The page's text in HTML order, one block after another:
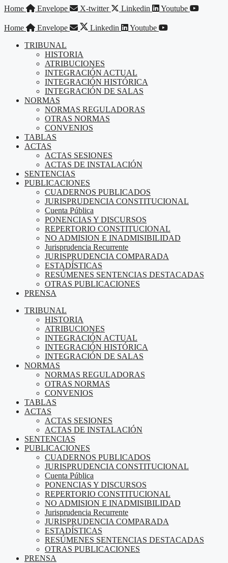
Saltar
contenido
Home Envelope X-twitter Linkedin Youtube
Home Envelope Linkedin
Youtube
TRIBUNAL
HISTORIA
ATRIBUCIONES
INTEGRACIÓN ACTUAL
INTEGRACIÓN HISTÓRICA
INTEGRACIÓN DE SALAS
NORMAS
NORMAS REGULADORAS
OTRAS NORMAS
CONVENIOS
TABLAS
ACTAS
ACTAS SESIONES
ACTAS DE INSTALACIÓN
SENTENCIAS
PUBLICACIONES
CUADERNOS PUBLICADOS
JURISPRUDENCIA CONSTITUCIONAL
Cuenta Pública
PONENCIAS Y DISCURSOS
REPERTORIO CONSTITUCIONAL
NO ADMISION E INADMISIBILIDAD
Jurisprudencia Recurrente
JURISPRUDENCIA COMPARADA
ESTADÍSTICAS
RESÚMENES SENTENCIAS DESTACADAS
OTRAS PUBLICACIONES
PRENSA
TRIBUNAL
HISTORIA
ATRIBUCIONES
INTEGRACIÓN ACTUAL
INTEGRACIÓN HISTÓRICA
INTEGRACIÓN DE SALAS
NORMAS
NORMAS REGULADORAS
OTRAS NORMAS
CONVENIOS
TABLAS
ACTAS
ACTAS SESIONES
ACTAS DE INSTALACIÓN
SENTENCIAS
PUBLICACIONES
CUADERNOS PUBLICADOS
JURISPRUDENCIA CONSTITUCIONAL
Cuenta Pública
PONENCIAS Y DISCURSOS
REPERTORIO CONSTITUCIONAL
NO ADMISION E INADMISIBILIDAD
Jurisprudencia Recurrente
JURISPRUDENCIA COMPARADA
ESTADÍSTICAS
RESÚMENES SENTENCIAS DESTACADAS
OTRAS PUBLICACIONES
PRENSA